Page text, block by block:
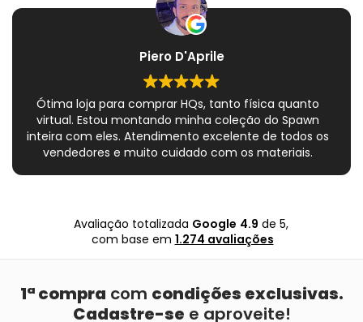
Piero D'Aprile
Ótima loja para comprar HQs, tanto física quanto
virtual. Estou montando minha coleção do Spawn
inteira com eles. Atendimento excelente de todos os
vendedores e muito cuidado com os materiais.
Avaliação totalizada Google 4.9 de 5,
com base em 1.274 avaliações